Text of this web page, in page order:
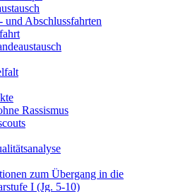
und Abschlussfahrten
Rassismus
zum Übergang in die
I (Jg. 5-10)